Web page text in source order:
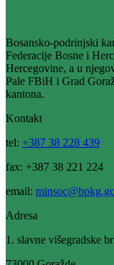
SVEČANO
25.10.2014